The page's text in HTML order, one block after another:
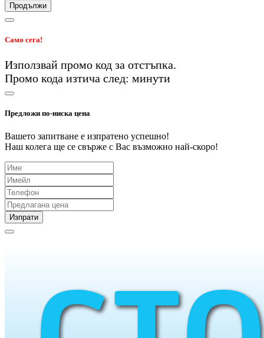
Продължи
Само сега!
Използвай промо код за отстъпка.
Промо кода изтича след: минути
Предложи по-ниска цена
Вашето запитване е изпратено успешно!
Наш колега ще се свърже с Вас възможно най-скоро!
Изпрати